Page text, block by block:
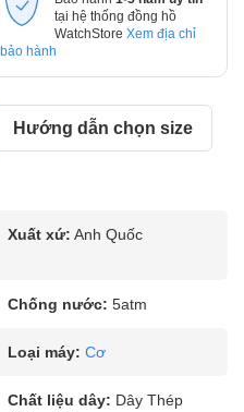
tại hệ thống đồng hồ
WatchStore Xem địa chỉ
bảo hành
Hướng dẫn chọn size
Xuất xứ: Anh Quốc
Chống nước: 5atm
Loại máy: Cơ
Chất liệu dây: Dây Thép